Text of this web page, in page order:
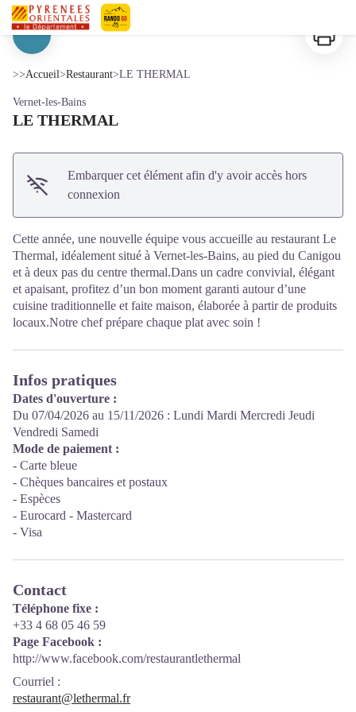
LE THERMAL
>>Accueil>Restaurant>LE THERMAL
Vernet-les-Bains
LE THERMAL
Embarquer cet élément afin d'y avoir accès hors
connexion
Cette année, une nouvelle équipe vous accueille au restaurant Le
Thermal, idéalement situé à Vernet-les-Bains, au pied du Canigou
et à deux pas du centre thermal.Dans un cadre convivial, élégant
et apaisant, profitez d’un bon moment garanti autour d’une
cuisine traditionnelle et faite maison, élaborée à partir de produits
locaux.Notre chef prépare chaque plat avec soin !
Infos pratiques
Dates d'ouverture :
Du 07/04/2026 au 15/11/2026 : Lundi Mardi Mercredi Jeudi
Vendredi Samedi
Mode de paiement :
- Carte bleue
- Chèques bancaires et postaux
- Espèces
- Eurocard - Mastercard
- Visa
Contact
Téléphone fixe :
+33 4 68 05 46 59
Page Facebook :
http://www.facebook.com/restaurantlethermal
Courriel :
restaurant@lethermal.fr